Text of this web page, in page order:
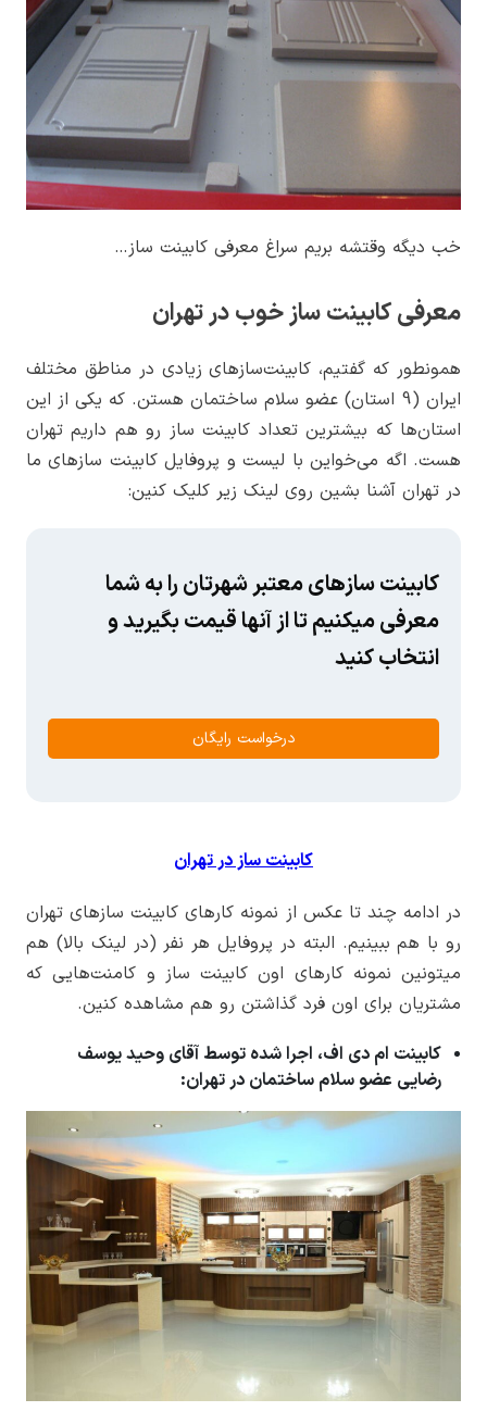
خب دیگه وقتشه بریم سراغ معرفی کابینت ساز…
معرفی کابینت ساز خوب در تهران
همونطور که گفتیم، کابینت‌سازهای زیادی در مناطق مختلف
ایران (9 استان) عضو سلام ساختمان هستن. که یکی از این
استان‌ها که بیشترین تعداد کابینت ساز رو هم داریم تهران
هست. اگه می‌خواین با لیست و پروفایل کابینت سازهای ما
در تهران آشنا بشین روی لینک زیر کلیک کنین:
کابینت سازهای معتبر شهرتان را به شما
معرفی میکنیم تا از آنها قیمت بگیرید و
انتخاب کنید
درخواست رایگان
کابینت ساز در تهران
در ادامه چند تا عکس از نمونه کارهای کابینت سازهای تهران
رو با هم ببینیم. البته در پروفایل هر نفر (در لینک بالا) هم
میتونین نمونه کارهای اون کابینت ساز و کامنت‌هایی که
مشتریان برای اون فرد گذاشتن رو هم مشاهده کنین.
کابینت ام دی اف، اجرا شده توسط آقای وحید یوسف
رضایی عضو سلام ساختمان در تهران: